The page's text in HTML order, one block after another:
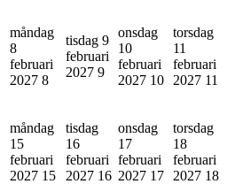
måndag
8
februari
2027 8
tisdag 9
februari
2027 9
onsdag
10
februari
2027 10
torsdag
11
februari
2027 11
måndag
15
februari
2027 15
tisdag
16
februari
2027 16
onsdag
17
februari
2027 17
torsdag
18
februari
2027 18